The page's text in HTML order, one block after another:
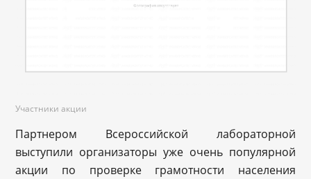
Участники акции
Партнером Всероссийской лабораторной
выступили организаторы уже очень популярной
акции по проверке грамотности населения